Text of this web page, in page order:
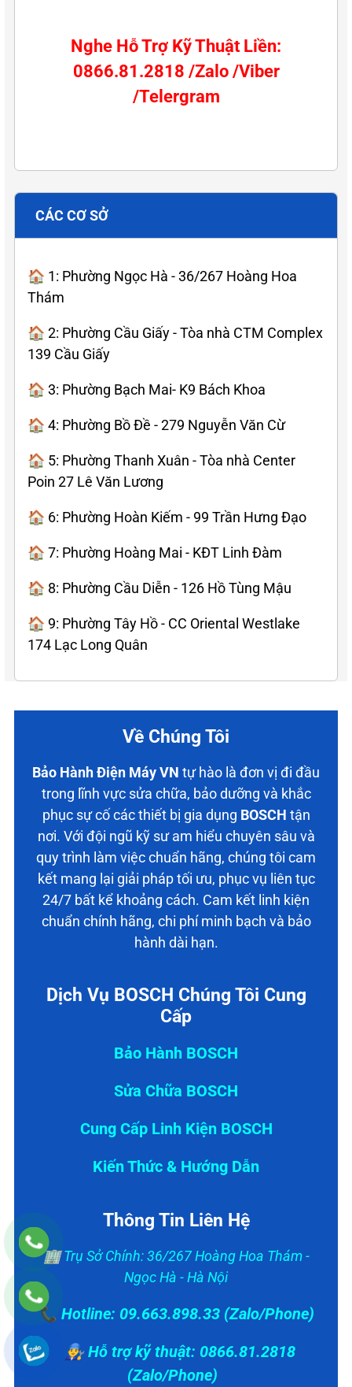
Nghe Hỗ Trợ Kỹ Thuật Liền:
0866.81.2818 /Zalo /Viber
/Telergram
CÁC CƠ SỞ
🏠 1: Phường Ngọc Hà - 36/267 Hoàng Hoa
Thám
🏠 2: Phường Cầu Giấy - Tòa nhà CTM Complex
139 Cầu Giấy
🏠 3: Phường Bạch Mai- K9 Bách Khoa
🏠 4: Phường Bồ Đề - 279 Nguyễn Văn Cừ
🏠 5: Phường Thanh Xuân - Tòa nhà Center
Poin 27 Lê Văn Lương
🏠 6: Phường Hoàn Kiếm - 99 Trần Hưng Đạo
🏠 7: Phường Hoàng Mai - KĐT Linh Đàm
🏠 8: Phường Cầu Diễn - 126 Hồ Tùng Mậu
🏠 9: Phường Tây Hồ - CC Oriental Westlake
174 Lạc Long Quân
Về Chúng Tôi
Bảo Hành Điện Máy VN tự hào là đơn vị đi đầu
trong lĩnh vực sửa chữa, bảo dưỡng và khắc
phục sự cố các thiết bị gia dụng BOSCH tận
nơi. Với đội ngũ kỹ sư am hiểu chuyên sâu và
quy trình làm việc chuẩn hãng, chúng tôi cam
kết mang lại giải pháp tối ưu, phục vụ liên tục
24/7 bất kể khoảng cách. Cam kết linh kiện
chuẩn chính hãng, chi phí minh bạch và bảo
hành dài hạn.
Dịch Vụ BOSCH Chúng Tôi Cung
Cấp
Bảo Hành BOSCH
Sửa Chữa BOSCH
Cung Cấp Linh Kiện BOSCH
Kiến Thức & Hướng Dẫn
Thông Tin Liên Hệ
🏢 Trụ Sở Chính: 36/267 Hoàng Hoa Thám -
Ngọc Hà - Hà Nội
📞 Hotline: 09.663.898.33 (Zalo/Phone)
👨‍🔧 Hỗ trợ kỹ thuật: 0866.81.2818
(Zalo/Phone)